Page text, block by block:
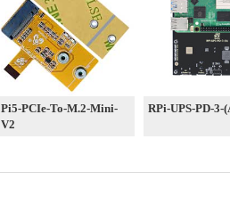
Pi5-PCIe-To-M.2-Mini-
V2
RPi-UPS-PD-3-